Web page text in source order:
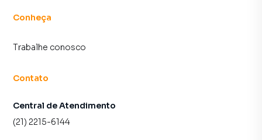
Conheça
Trabalhe conosco
Contato
Central de Atendimento
(21) 2215-6144